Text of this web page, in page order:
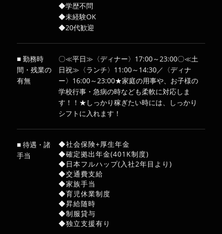
◆学歴不問
◆未経験OK
◆20代歓迎
■ 勤務時
間・残業の
有無
〇≪平日≫〈ディナー〉17:00～23:00〇≪土
日祝≫〈ランチ〉11:00～14:30／〈ディナ
ー〉16:00～23:00★家庭の用事や、お子様の
学校行事・急病の時なども柔軟に対応しま
す！！★しっかり稼ぎたい時には、しっかり
シフトに入れます！
■ 待遇・諸
手当
◆社会保険+厚生年金
◆確定拠出年金(401K制度)
◆日本フルハップ(入社2年目より)
◆交通費支給
◆家族手当
◆育児休業制度
◆昇給随時
◆制服貸与
◆独立支援有り